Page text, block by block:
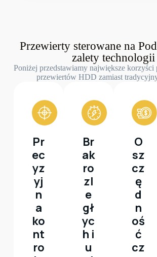
Przewierty sterowane na
zalety technologii
Poniżej przedstawiamy największe korzyści
przewiertów HDD zamiast
Pr
ec
yz
yj
n
a
ko
nt
ro
Br
ak
ro
zl
e
gł
yc
h i
u
O
sz
cz
ę
d
n
oś
ć
cz